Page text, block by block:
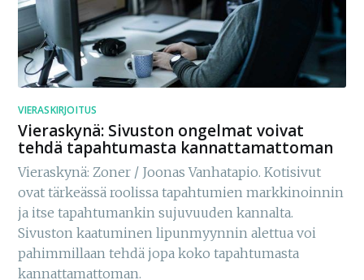
VIERASKIRJOITUS
Vieraskynä: Sivuston ongelmat voivat
tehdä tapahtumasta kannattamattoman
Vieraskynä: Zoner / Joonas Vanhatapio. Kotisivut
ovat tärkeässä roolissa tapahtumien markkinoinnin
ja itse tapahtumankin sujuvuuden kannalta.
Sivuston kaatuminen lipunmyynnin alettua voi
pahimmillaan tehdä jopa koko tapahtumasta
kannattamattoman.